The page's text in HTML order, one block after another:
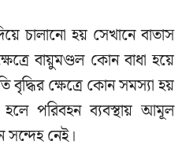
চালানো হয় সেখানে বাতাস
বায়ুমণ্ডল কোন বাধা হয়ে
বৃদ্ধির ক্ষেত্রে কোন সমস্যা হয়
পরিবহন ব্যবস্থায় আমূল
নেই।